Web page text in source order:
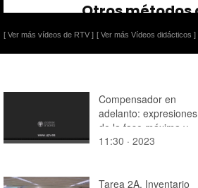
[ Ver más vídeos de RTV ] [ Ver más Vídeos didácticos ]
Compensador en
adelanto: expresiones
de la fase máxima y
frecuencia a la que se
11:30 · 2023
Tarea 2A. Inventario